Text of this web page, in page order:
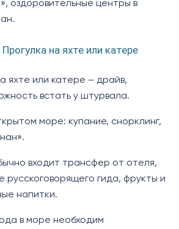
оздоровительные центры в
на яхте или катере
яхте или катере – драйв,
встать у штурвала.
море: купание, снорклинг,
входит трансфер от отеля,
русскоговорящего гида, фрукты и
напитки.
в море необходим